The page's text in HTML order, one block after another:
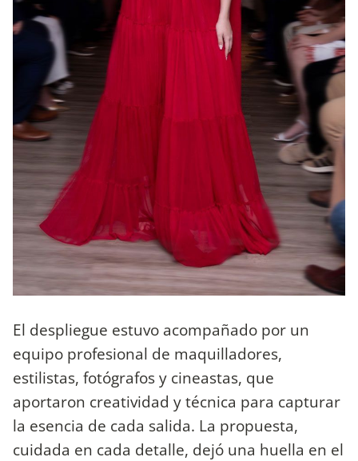
El despliegue estuvo acompañado por un
equipo profesional de maquilladores,
estilistas, fotógrafos y cineastas, que
aportaron creatividad y técnica para capturar
la esencia de cada salida. La propuesta,
cuidada en cada detalle, dejó una huella en el